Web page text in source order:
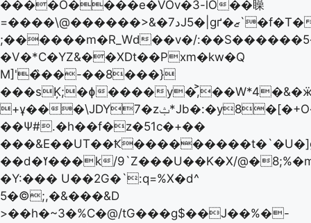
����O����e�VÒv�3-lO��矂
=����\@������>&�7دJ5�|gґ�ޒ`�f�T����"
;������m�R_Wԁ��v�/
�V�*C�YZ&��XDt��Pxm�kw�Q
M]'�̏��-��8���}
���sĶ;�ɸ����
+ұ���\JDY7�zݑ*Jb�:�y8�[�+O�w5Zj�e'
��Ѱ#.�h��f�z�51c�+��
��d�ߌ���k/9`Z���U��K�X/@�8;%�m�9{���!h�O����ϭ�|=�~|u�}
�Y:��� U��2G�`:q=%X�d^
5�©;,�&���&D
>��h�~3�%C�@/tG���g$��J��%�-